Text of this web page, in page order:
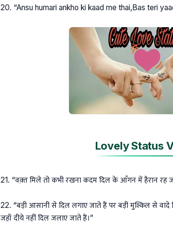
20. “Ansu humari ankho ki kaad me thai,Bas teri
Lovely Status
21. “वक़्त मिले तो कभी रखना कदम दिल के आँगन में हैरान रह
22. “बड़ी आसानी से दिल लगाए जाते हैं पर बड़ी मुश्किल से वादे
जहाँ दीये नहीं दिल जलाए जाते हैं।”